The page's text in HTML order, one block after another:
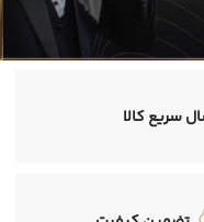
سریع کالا